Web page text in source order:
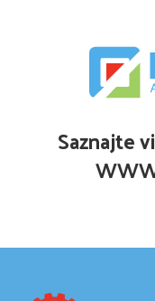
Saznajte